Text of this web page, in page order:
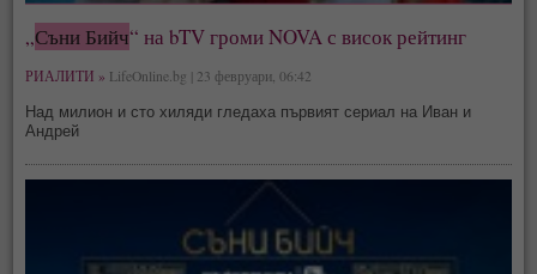
„Съни Бийч“ на bTV громи NOVA с висок рейтинг
РИАЛИТИ » LifeOnline.bg | 23 февруари, 06:42
Над милион и сто хиляди гледаха първият сериал на Иван и
Андрей